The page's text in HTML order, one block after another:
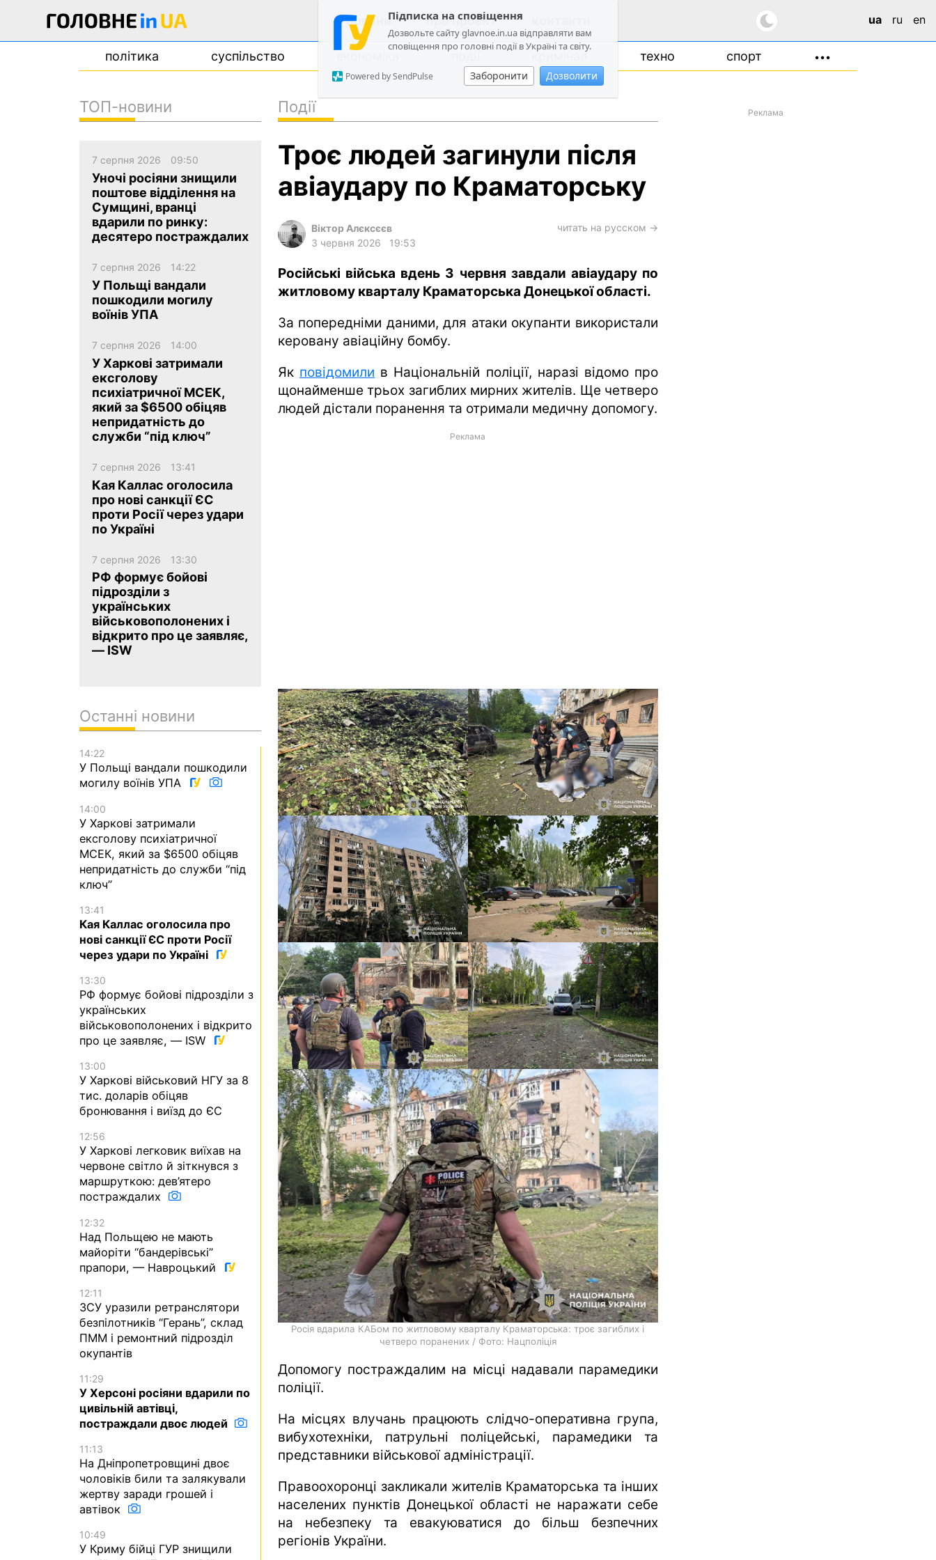
Підписка на сповіщення
Дозвольте сайту glavnoe.in.ua відправляти вам
сповіщення про головні події в Україні та світу.
Заборонити Дозволити
Powered by SendPulse
новини про проєкт ua ru en
політика суспільство кримінал техно спорт •••
політика
суспільство
економіка
події
спорт
лонгріди
харків
gambling
en
Події
Троє людей загинули після
авіаудару по Краматорську
Віктор Алєксєєв
3 червня 2026
19:53
читать на русском →
Російські війська вдень 3 червня завдали авіаудару по
житловому кварталу Краматорська Донецької області.
За попередніми даними, для атаки окупанти використали
керовану авіаційну бомбу.
Як повідомили в Національній поліції, наразі відомо про
щонайменше трьох загиблих мирних жителів. Ще четверо
людей дістали поранення та отримали медичну допомогу.
Реклама
Росія вдарила КАБом по житловому кварталу Краматорська: троє загиблих і
четверо поранених / Фото: Нацполіція
Допомогу постраждалим на місці надавали парамедики
поліції.
На місцях влучань працюють слідчо-оперативна група,
вибухотехніки, патрульні поліцейські, парамедики та
представники військової адміністрації.
Правоохоронці закликали жителів Краматорська та інших
населених пунктів Донецької області не наражати себе
на небезпеку та евакуюватися до більш безпечних
регіонів України.
Реклама
ТОП-новини
7 серпня 2026 09:50
Уночі росіяни знищили
поштове відділення на
Сумщині, вранці
вдарили по ринку:
десятеро постраждалих
7 серпня 2026 14:22
У Польщі вандали
пошкодили могилу
воїнів УПА
7 серпня 2026 14:00
У Харкові затримали
ексголову
психіатричної МСЕК,
який за $6500 обіцяв
непридатність до
служби “під ключ”
7 серпня 2026 13:41
Кая Каллас оголосила
про нові санкції ЄС
проти Росії через удари
по Україні
7 серпня 2026 13:30
РФ формує бойові
підрозділи з
українських
військовополонених і
відкрито про це заявляє,
— ISW
Останні новини
14:22
У Польщі вандали пошкодили
могилу воїнів УПА
14:00
У Харкові затримали
ексголову психіатричної
МСЕК, який за $6500 обіцяв
непридатність до служби “під
ключ”
13:41
Кая Каллас оголосила про
нові санкції ЄС проти Росії
через удари по Україні
13:30
РФ формує бойові підрозділи з
українських
військовополонених і відкрито
про це заявляє, — ISW
13:00
У Харкові військовий НГУ за 8
тис. доларів обіцяв
бронювання і виїзд до ЄС
12:56
У Харкові легковик виїхав на
червоне світло й зіткнувся з
маршруткою: дев’ятеро
постраждалих
12:32
Над Польщею не мають
майоріти “бандерівські”
прапори, — Навроцький
12:11
ЗСУ уразили ретранслятори
безпілотників “Герань”, склад
ПММ і ремонтний підрозділ
окупантів
11:29
У Херсоні росіяни вдарили по
цивільній автівці,
постраждали двоє людей
11:13
На Дніпропетровщині двоє
чоловіків били та залякували
жертву заради грошей і
автівок
10:49
У Криму бійці ГУР знищили